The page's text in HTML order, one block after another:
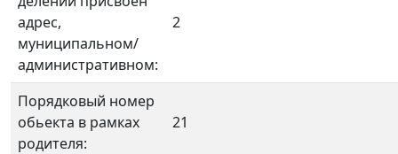
адрес,
муниципальном/
административном:
2
Порядковый номер
обьекта в рамках
родителя:
21